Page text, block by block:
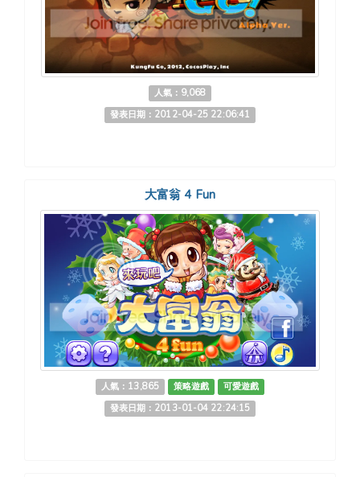
人氣：9,068
發表日期：2012-04-25 22:06:41
大富翁 4 Fun
人氣：13,865 策略遊戲
可愛遊戲
發表日期：2013-01-04 22:24:15